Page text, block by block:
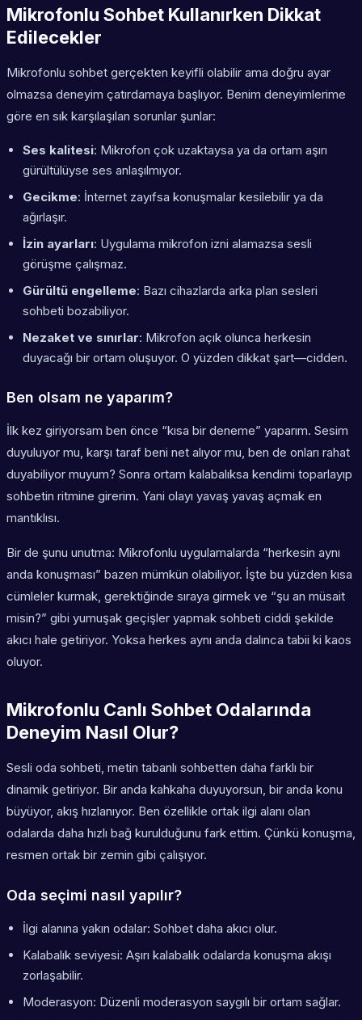
Mikrofonlu Sohbet Kullanırken Dikkat
Edilecekler
Mikrofonlu sohbet gerçekten keyifli olabilir ama doğru ayar
olmazsa deneyim çatırdamaya başlıyor. Benim deneyimlerime
göre en sık karşılaşılan sorunlar şunlar:
Ses kalitesi: Mikrofon çok uzaktaysa ya da ortam aşırı
gürültülüyse ses anlaşılmıyor.
Gecikme: İnternet zayıfsa konuşmalar kesilebilir ya da
ağırlaşır.
İzin ayarları: Uygulama mikrofon izni alamazsa sesli
görüşme çalışmaz.
Gürültü engelleme: Bazı cihazlarda arka plan sesleri
sohbeti bozabiliyor.
Nezaket ve sınırlar: Mikrofon açık olunca herkesin
duyacağı bir ortam oluşuyor. O yüzden dikkat şart—cidden.
Ben olsam ne yaparım?
İlk kez giriyorsam ben önce “kısa bir deneme” yaparım. Sesim
duyuluyor mu, karşı taraf beni net alıyor mu, ben de onları rahat
duyabiliyor muyum? Sonra ortam kalabalıksa kendimi toparlayıp
sohbetin ritmine girerim. Yani olayı yavaş yavaş açmak en
mantıklısı.
Bir de şunu unutma: Mikrofonlu uygulamalarda “herkesin aynı
anda konuşması” bazen mümkün olabiliyor. İşte bu yüzden kısa
cümleler kurmak, gerektiğinde sıraya girmek ve “şu an müsait
misin?” gibi yumuşak geçişler yapmak sohbeti ciddi şekilde
akıcı hale getiriyor. Yoksa herkes aynı anda dalınca tabii ki kaos
oluyor.
Mikrofonlu Canlı Sohbet Odalarında
Deneyim Nasıl Olur?
Sesli oda sohbeti, metin tabanlı sohbetten daha farklı bir
dinamik getiriyor. Bir anda kahkaha duyuyorsun, bir anda konu
büyüyor, akış hızlanıyor. Ben özellikle ortak ilgi alanı olan
odalarda daha hızlı bağ kurulduğunu fark ettim. Çünkü konuşma,
resmen ortak bir zemin gibi çalışıyor.
Oda seçimi nasıl yapılır?
İlgi alanına yakın odalar: Sohbet daha akıcı olur.
Kalabalık seviyesi: Aşırı kalabalık odalarda konuşma akışı
zorlaşabilir.
Moderasyon: Düzenli moderasyon saygılı bir ortam sağlar.